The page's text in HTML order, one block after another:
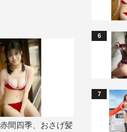
間四季、おさげ髪
6
7